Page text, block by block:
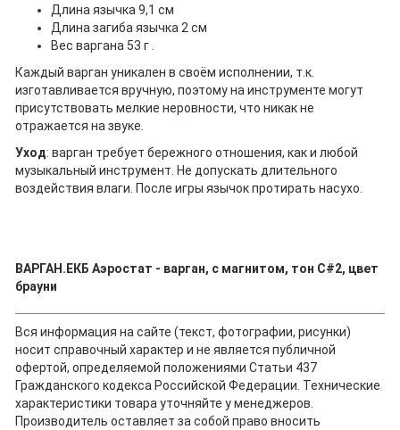
Длина язычка 9,1 см
Длина загиба язычка 2 см
Вес варгана 53 г .
Каждый варган уникален в своём исполнении, т.к.
изготавливается вручную, поэтому на инструменте могут
присутствовать мелкие неровности, что никак не
отражается на звуке.
Уход: варган требует бережного отношения, как и любой
музыкальный инструмент. Не допускать длительного
воздействия влаги. После игры язычок протирать насухо.
ВАРГАН.ЕКБ Аэростат - варган, с магнитом, тон С#2, цвет
брауни
Вся информация на сайте (текст, фотографии, рисунки)
носит справочный характер и не является публичной
офертой, определяемой положениями Статьи 437
Гражданского кодекса Российской Федерации. Технические
характеристики товара уточняйте у менеджеров.
Производитель оставляет за собой право вносить